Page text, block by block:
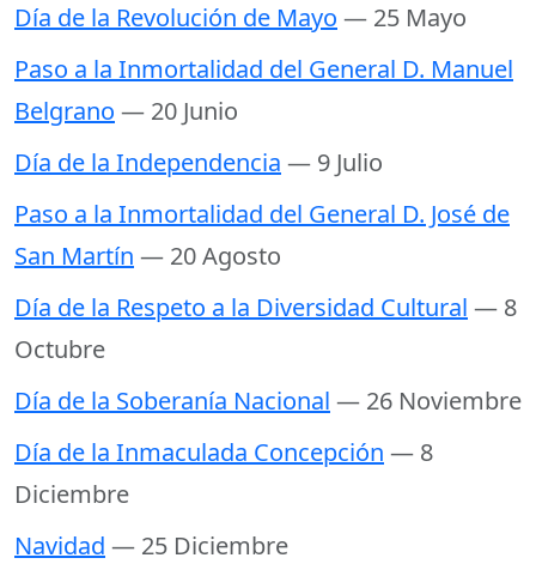
Día de la Revolución de Mayo — 25 Mayo
Paso a la Inmortalidad del General D. Manuel
Belgrano — 20 Junio
Día de la Independencia — 9 Julio
Paso a la Inmortalidad del General D. José de
San Martín — 20 Agosto
Día de la Respeto a la Diversidad Cultural — 8
Octubre
Día de la Soberanía Nacional — 26 Noviembre
Día de la Inmaculada Concepción — 8
Diciembre
Navidad — 25 Diciembre